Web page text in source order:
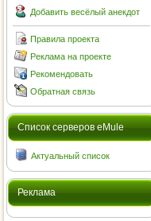
Добавить весёлый анекдот
Правила проекта
Реклама на проекте
Рекомендовать
Обратная связь
Cписок серверов eMule
Актуальный список
Реклама